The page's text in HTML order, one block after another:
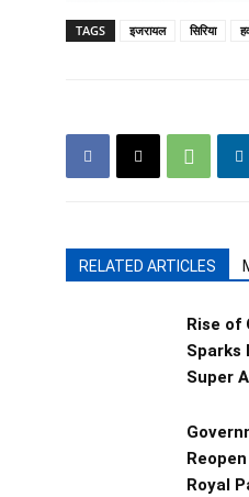
TAGS इजरायल सिरिया
RELATED ARTICLES
Rise of
Sparks
Super
Royal